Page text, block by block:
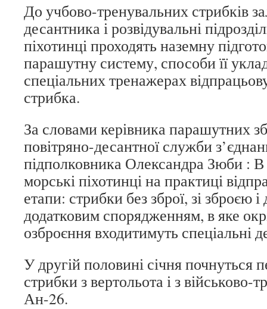
До учбово-тренувальних стрибків
десантника і розвідувальні
піхотинці проходять наземну
парашутну систему, способи її
спеціальних тренажерах
стрибка.
За словами керівника парашутних
повітряно-десантної служби
підполковника Олександра Зюби : В
морські піхотинці на практиці
етапи: стрибки без зброї, зі зброєю
додатковим спорядженням, в яке
озброєння входитимуть спеціальні
У другій половині січня почнуться
стрибки з вертольота і з військово-
Ан-26.